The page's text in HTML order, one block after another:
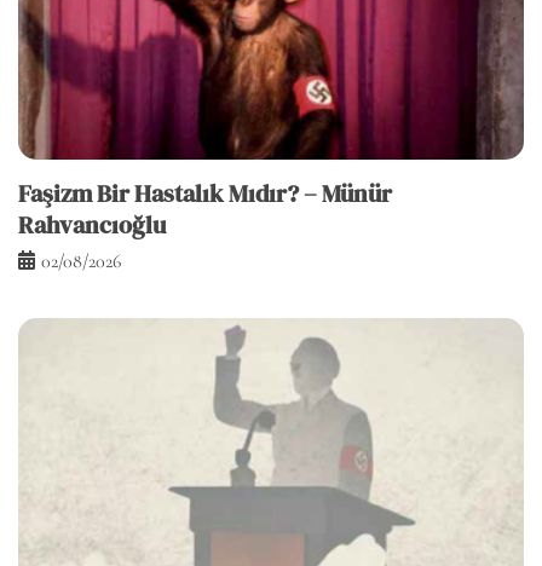
Faşizm Bir Hastalık Mıdır? – Münür
Rahvancıoğlu
02/08/2026